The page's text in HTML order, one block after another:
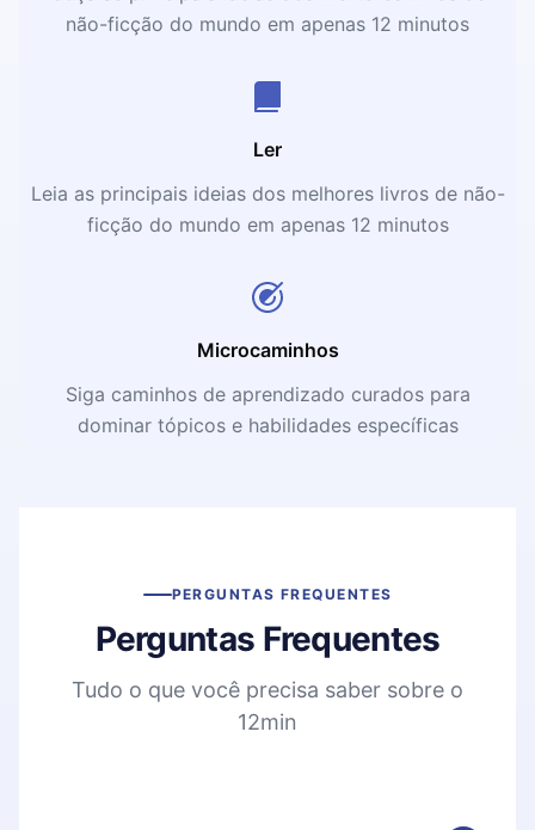
não-ficção do mundo em apenas 12 minutos
Ler
Leia as principais ideias dos melhores livros de não-
ficção do mundo em apenas 12 minutos
Microcaminhos
Siga caminhos de aprendizado curados para
dominar tópicos e habilidades específicas
PERGUNTAS FREQUENTES
Perguntas Frequentes
Tudo o que você precisa saber sobre o
12min